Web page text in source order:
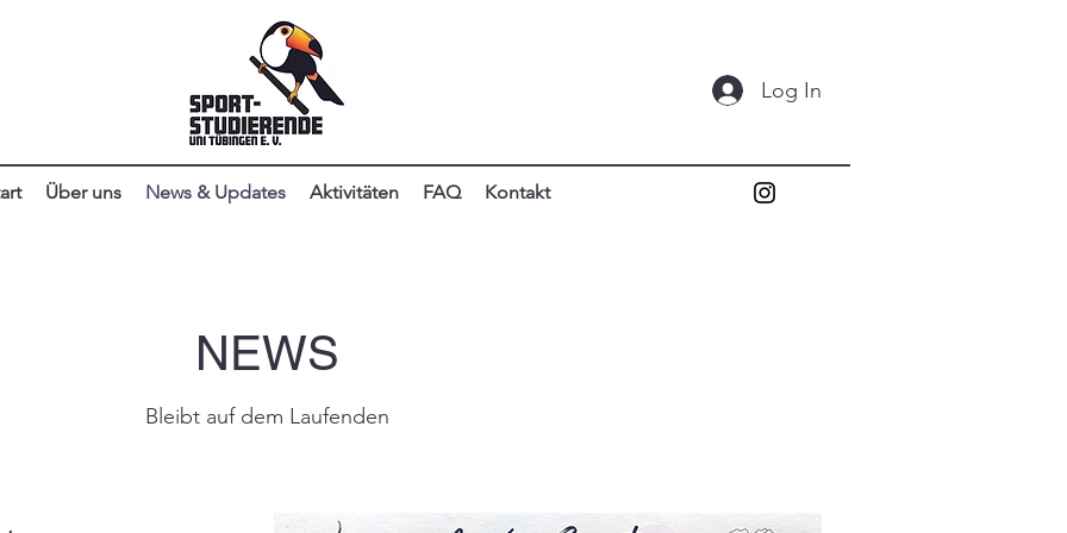
Log In
Über uns News & Updates Aktivitäten FAQ Kontakt
NEWS
Bleibt auf dem Laufenden